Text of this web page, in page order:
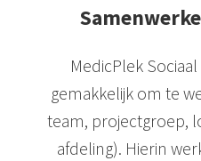
MedicPlek
gemakkelijk om te
team, projectgroep,
afdeling). Hierin